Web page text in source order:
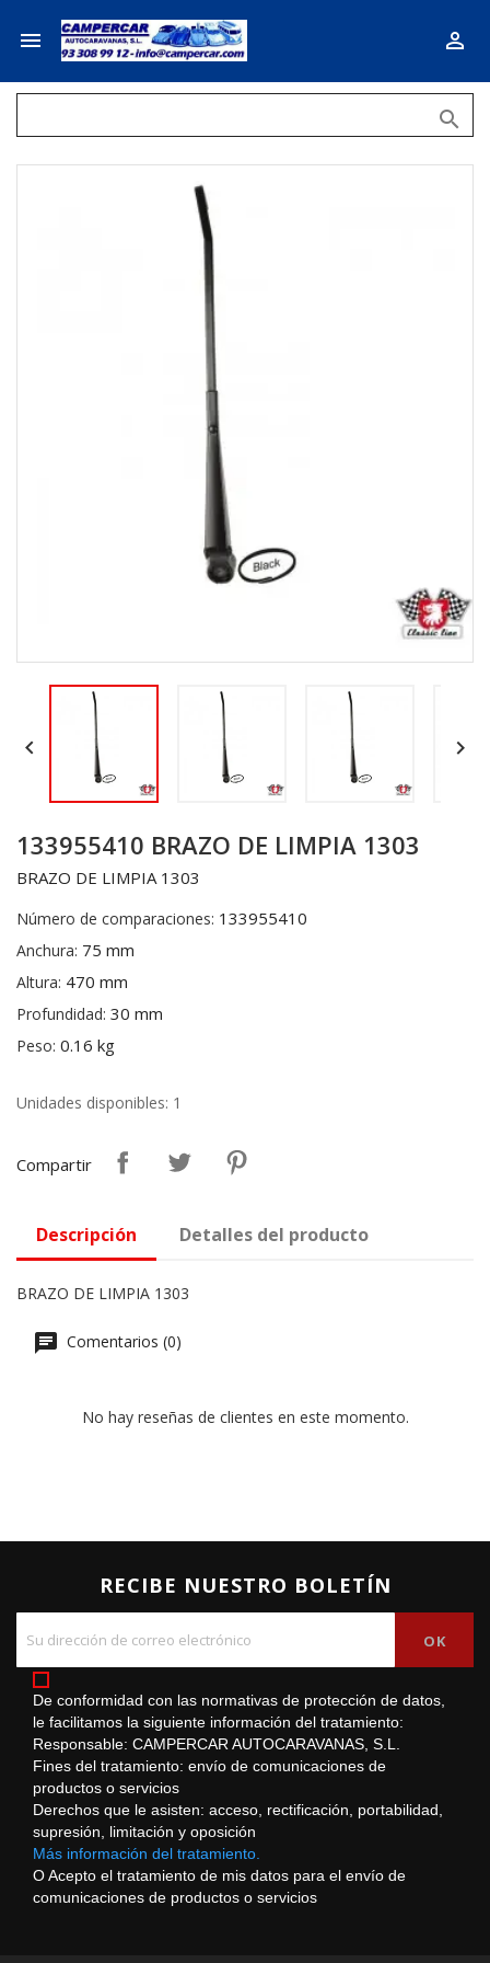
 

 
133955410 BRAZO DE LIMPIA 1303
BRAZO DE LIMPIA 1303
Número de comparaciones: 133955410
Anchura: 75 mm
Altura: 470 mm
Profundidad: 30 mm
Peso: 0.16 kg
Unidades disponibles: 1
Compartir
Descripción Detalles del producto
BRAZO DE LIMPIA 1303
Comentarios (0)
No hay reseñas de clientes en este momento.
RECIBE NUESTRO BOLETÍN
De conformidad con las normativas de protección de datos,
le facilitamos la siguiente información del tratamiento:
Responsable: CAMPERCAR AUTOCARAVANAS, S.L.
Fines del tratamiento: envío de comunicaciones de
productos o servicios
Derechos que le asisten: acceso, rectificación, portabilidad,
supresión, limitación y oposición
Más información del tratamiento.
O Acepto el tratamiento de mis datos para el envío de
comunicaciones de productos o servicios